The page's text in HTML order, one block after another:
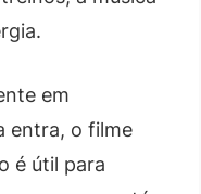
em
entra, o filme
é útil para